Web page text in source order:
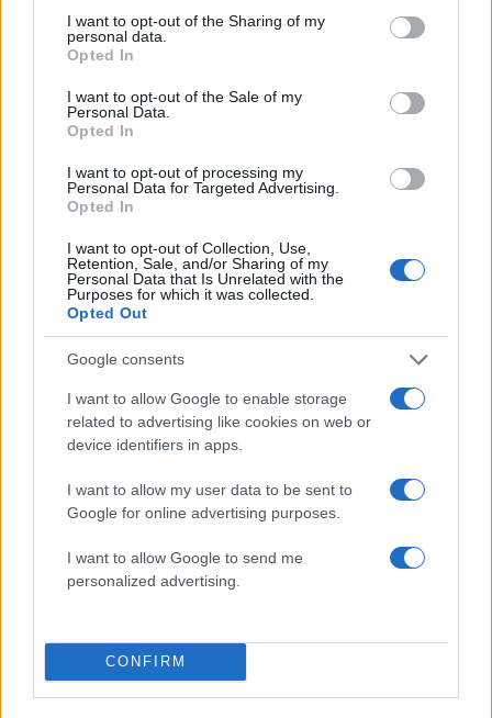
not limited to your visit or usage behaviour. You may click to
grant or deny consent to Google and its third-party tags to
use your data for below specified purposes in below Google
consent section.
I want to opt-out of the Sharing of my
personal data.
Opted In
I want to opt-out of the Sale of my
Personal Data.
Opted In
I want to opt-out of processing my
Personal Data for Targeted Advertising.
Opted In
I want to opt-out of Collection, Use,
Retention, Sale, and/or Sharing of my
Personal Data that Is Unrelated with the
Purposes for which it was collected.
Opted Out
Google consents
I want to allow Google to enable storage
related to advertising like cookies on web or
device identifiers in apps.
I want to allow my user data to be sent to
Google for online advertising purposes.
I want to allow Google to send me
personalized advertising.
CONFIRM
Rolex όπου άρπαξε Έλληνας οδηγός από
Ουκρανό τουρίστα
Πιο σχολιασμένα
Μητσοτάκης στην υπογραφή συμφωνίας
για την ηλεκτρική διασύνδεση Ελλάδας –
Κύπρου: «Ισχυρή ψήφος εμπιστοσύνης» η
είσοδος της Meridiam στην GSI
Το τελευταίο αντίο στον Γιάννη
Βαρβιτσιώτη: «Ήταν φτιαγμένος από
εκείνο το σπάνιο μέταλλο μιας άλλης
εποχής», είπε ο Κυριάκος Μητσοτάκης
στον επικήδειο
Νέες απώλειες για την Καρυστιανού:
Παραιτήθηκαν Μουτσάτσου, Ιωαννίδου
και Κοτσόργιος - «Αποχωρώ από μια
αυταπάτη»
Συνελήφθη στην Ψάθα αδερφός
αντιδημάρχου - Έσπασε το μπλόκο της
ΕΛΑΣ και έπεσε με το αυτοκίνητό του
στα συντρίμμια του ελικοπτέρου
Αυγερινός, Μουτσάτσου και ακόμη 20
πρώην στελέχη κατά Καρυστιανού: «Δεν
αποχωρήσαμε για καρέκλες», αιχμές για